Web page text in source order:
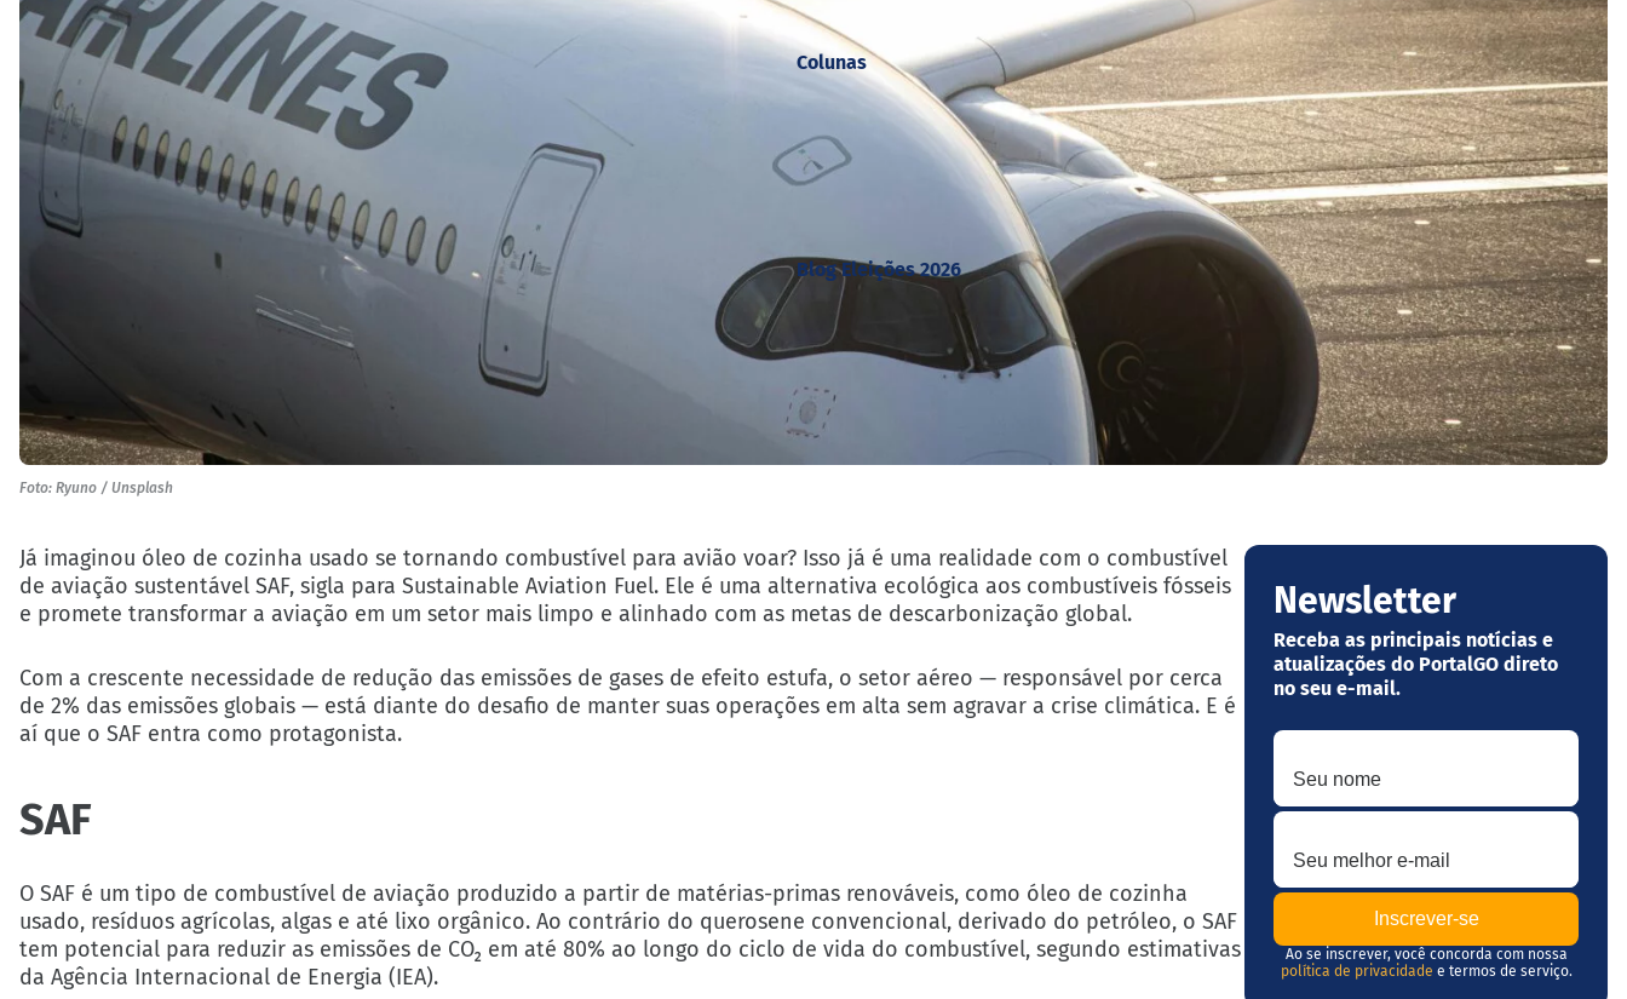
Colunas
Blog Eleições 2026
Foto: Ryuno / Unsplash
Já imaginou óleo de cozinha usado se tornando combustível para avião voar? Isso já é uma realidade com o combustível
de aviação sustentável SAF, sigla para Sustainable Aviation Fuel. Ele é uma alternativa ecológica aos combustíveis fósseis
e promete transformar a aviação em um setor mais limpo e alinhado com as metas de descarbonização global.
Com a crescente necessidade de redução das emissões de gases de efeito estufa, o setor aéreo — responsável por cerca
de 2% das emissões globais — está diante do desafio de manter suas operações em alta sem agravar a crise climática. E é
aí que o SAF entra como protagonista.
SAF
O SAF é um tipo de combustível de aviação produzido a partir de matérias-primas renováveis, como óleo de cozinha
usado, resíduos agrícolas, algas e até lixo orgânico. Ao contrário do querosene convencional, derivado do petróleo, o SAF
tem potencial para reduzir as emissões de CO₂ em até 80% ao longo do ciclo de vida do combustível, segundo estimativas
da Agência Internacional de Energia (IEA).
Newsletter
Receba as principais notícias e
atualizações do PortalGO direto
no seu e-mail.
Seu nome
Seu melhor e-mail
Ao se inscrever, você concorda com nossa
política de privacidade e termos de serviço.